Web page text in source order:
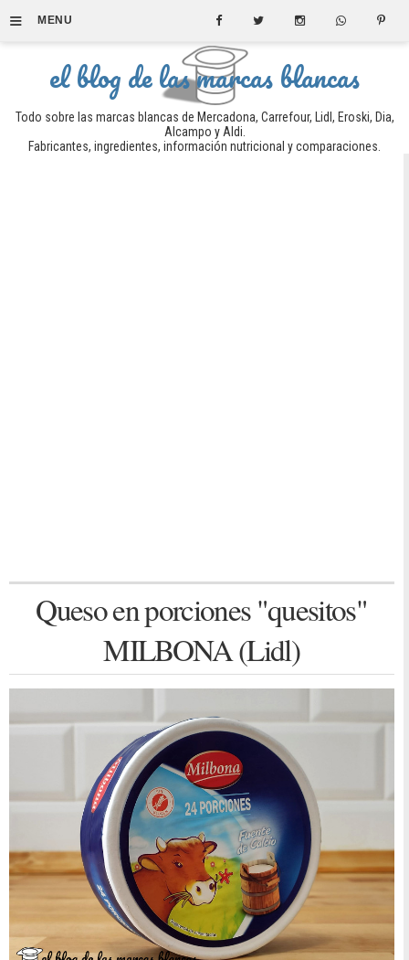
≡ MENU
el blog de las marcas blancas
Todo sobre las marcas blancas de Mercadona, Carrefour, Lidl, Eroski, Dia,
Alcampo y Aldi.
Fabricantes, ingredientes, información nutricional y comparaciones.
Queso en porciones "quesitos"
MILBONA (Lidl)